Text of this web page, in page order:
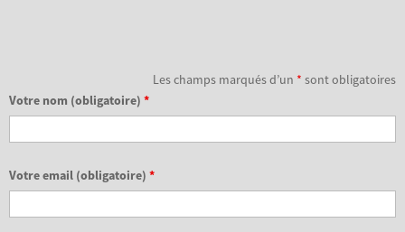
Les champs marqués d’un * sont obligatoires
Votre nom (obligatoire) *
Votre email (obligatoire) *